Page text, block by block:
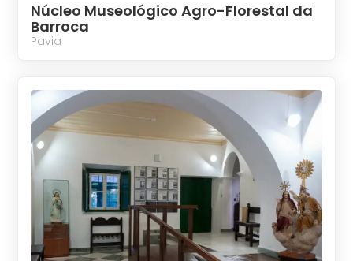
Núcleo Museológico Agro-Florestal da
Barroca
Pavia